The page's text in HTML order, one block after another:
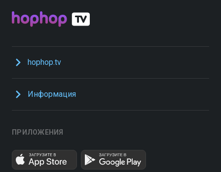
hophop.tv
Информация
ПРИЛОЖЕНИЯ